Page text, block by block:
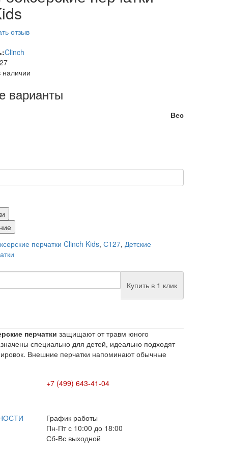
отзыв
Clinch
наличии
варианты
Вес
перчатки Clinch Kids, С127, Детские
Купить в 1 клик
перчатки защищают от травм юного
специально для детей, идеально подходят
Внешние перчатки напоминают обычные
+7 (499) 643-41-04
График работы
Пн-Пт с 10:00 до 18:00
Сб-Вс выходной